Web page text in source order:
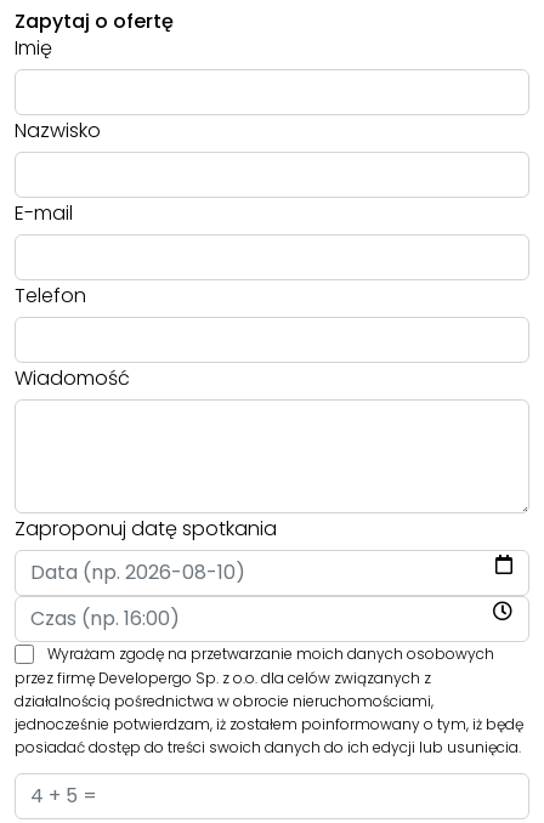
Zapytaj o ofertę
Imię
Nazwisko
E-mail
Telefon
Wiadomość
Zaproponuj datę spotkania
Wyrażam zgodę na przetwarzanie moich danych osobowych
przez firmę Developergo Sp. z o.o. dla celów związanych z
działalnością pośrednictwa w obrocie nieruchomościami,
jednocześnie potwierdzam, iż zostałem poinformowany o tym, iż będę
posiadać dostęp do treści swoich danych do ich edycji lub usunięcia.